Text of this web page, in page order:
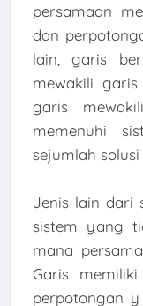
persamaan
dan
lain, garis
mewakili
garis
memenuhi
sejumlah
Jenis lain dari
sistem yang
mana
Garis
perpotongan